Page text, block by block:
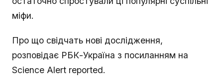
міфи.
Про що свідчать нові дослідження,
розповідає РБК-Україна з посиланням на
Science Alert reported.